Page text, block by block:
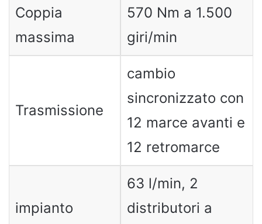
Coppia
massima
570 Nm a 1.500
giri/min
Trasmissione
cambio
sincronizzato con
12 marce avanti e
12 retromarce
impianto
63 l/min, 2
distributori a